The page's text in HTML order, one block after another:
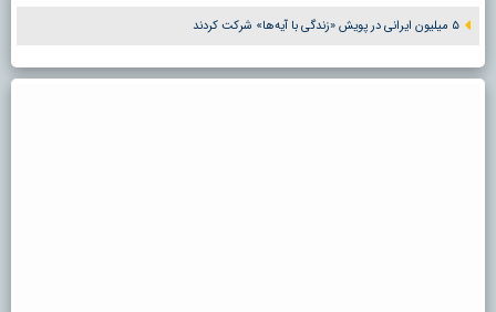
۵ میلیون ایرانی در پویش «زندگی با آیه‌ها» شرکت کردند